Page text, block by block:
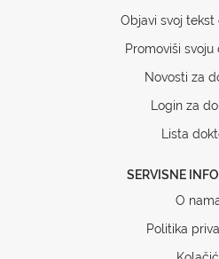
Objavi svoj tekst
Promoviši svoju
Novosti za
Login za
Lista
SERVISNE
O
Politika